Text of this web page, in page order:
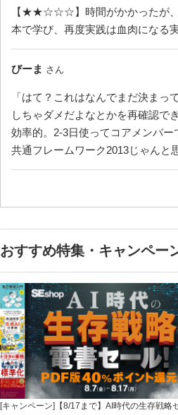
【★★☆☆☆】時間がかかったが、
本で学び、再度実践は血肉になる
びーま さん
「はて？これはなんでまだ決ま
しちゃダメだよなとかを再確認で
効率的。2-3日使ってコアメンバ
共通フレームワーク2013じゃんと
おすすめ特集・キャンペー
[キャンペーン]【8/17まで】AI時代の生存戦略